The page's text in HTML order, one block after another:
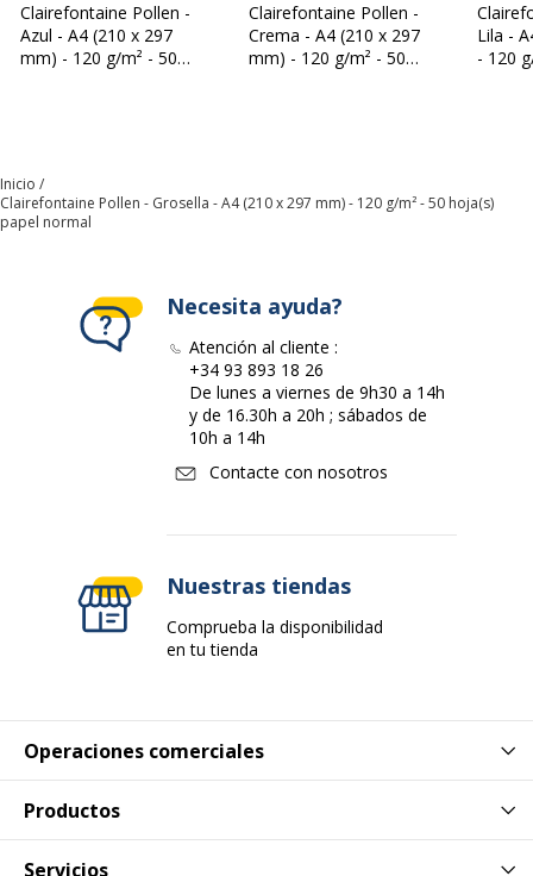
Categoría de color Negro
Color del producto
Cantidad incluida 1
Datos de identificación
Datos de identificación
Código de barras maestro 0400791467738
Clairefontaine Pollen -
Azul - A4 (210 x 297
mm) - 120 g/m² - 50
Clairefontaine Pollen -
Crema - A4 (210 x 297
mm) - 120 g/m² - 50
Lila -
- 120
Inicio
Clairefontaine Pollen - Grosella - A4 (210 x 297 mm) - 120 g/m² - 50 hoja(s)
papel normal
Operaciones comerciales
Productos
Servicios
Necesita ayuda?
Atención al cliente :
+34 93 893 18 26
De lunes a viernes de 9h30 a 14h
y de 16.30h a 20h ; sábados de
10h a 14h
Contacte con nosotros
Nuestras tiendas
Comprueba la disponibilidad
en tu tienda